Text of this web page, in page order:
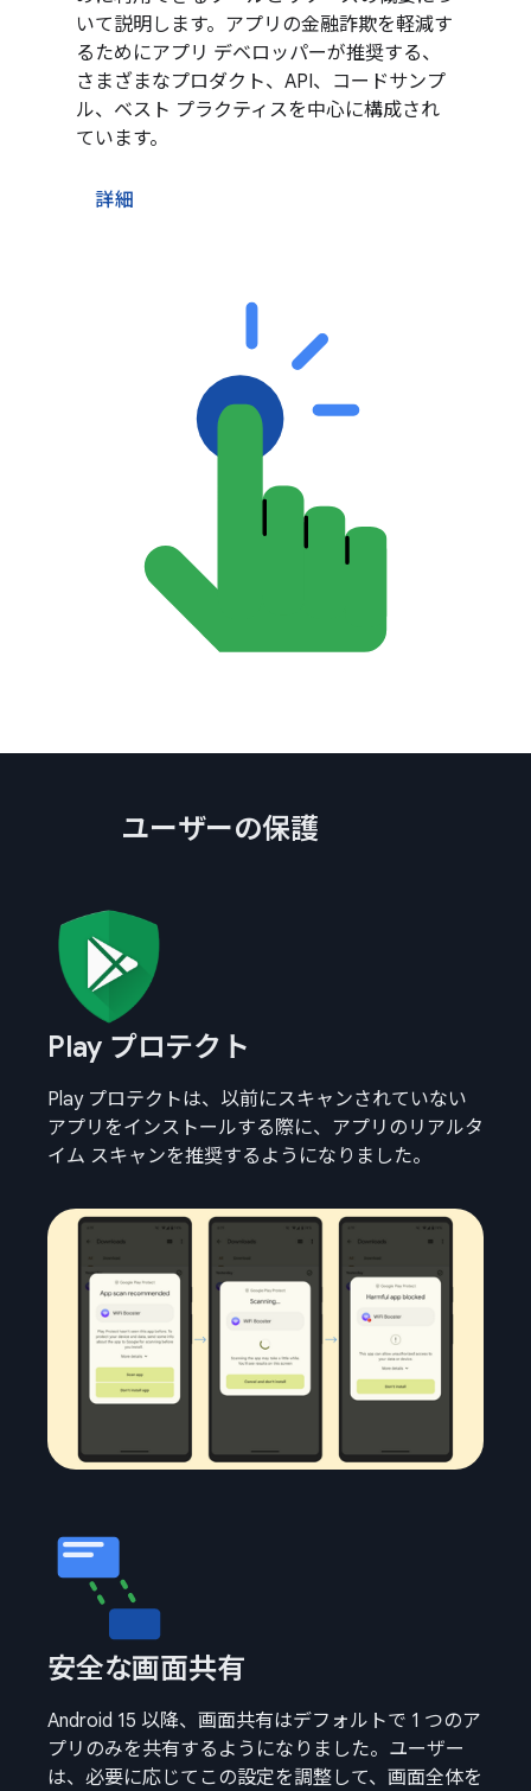
いて説明します。アプリの金融詐欺を軽減す
るためにアプリ デベロッパーが推奨する、
さまざまなプロダクト、API、コードサンプ
ル、ベスト プラクティスを中心に構成され
ています。
詳細
ユーザーの保護
Play プロテクト
Play プロテクトは、以前にスキャンされていない
アプリをインストールする際に、アプリのリアルタ
イム スキャンを推奨するようになりました。
安全な画面共有
Android 15 以降、画面共有はデフォルトで 1 つのア
プリのみを共有するようになりました。ユーザー
は、必要に応じてこの設定を調整して、画面全体を